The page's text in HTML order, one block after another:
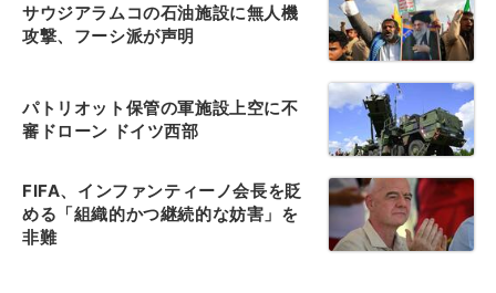
サウジアラムコの石油施設に無人機
攻撃、フーシ派が声明
パトリオット保管の軍施設上空に不
審ドローン ドイツ西部
FIFA、インファンティーノ会長を貶
める「組織的かつ継続的な妨害」を
非難